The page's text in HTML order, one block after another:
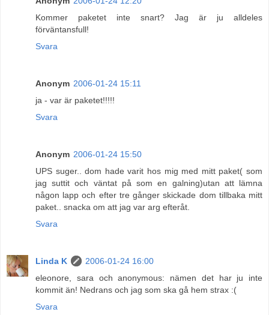
Kommer paketet inte snart? Jag är ju alldeles
förväntansfull!
Svara
Anonym 2006-01-24 15:11
ja - var är paketet!!!!!
Svara
Anonym 2006-01-24 15:50
UPS suger.. dom hade varit hos mig med mitt paket( som
jag suttit och väntat på som en galning)utan att lämna
någon lapp och efter tre gånger skickade dom tillbaka mitt
paket.. snacka om att jag var arg efteråt.
Svara
Linda K
2006-01-24 16:00
eleonore, sara och anonymous: nämen det har ju inte
kommit än! Nedrans och jag som ska gå hem strax :(
Svara